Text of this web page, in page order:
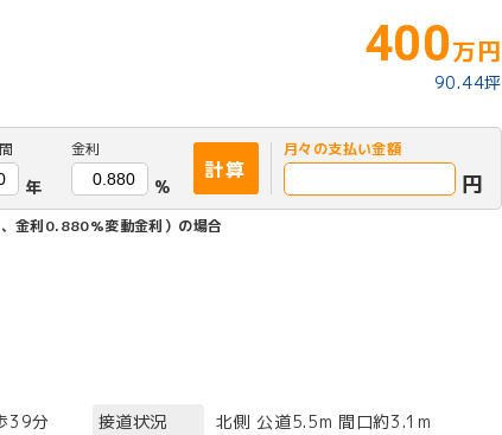
400万円
90.44坪
年
金利
%
計算
月々の支払い金額
円
金利0.880%変動金利）の場合
39分 接道状況
北側 公道5.5m 間口約3.1m